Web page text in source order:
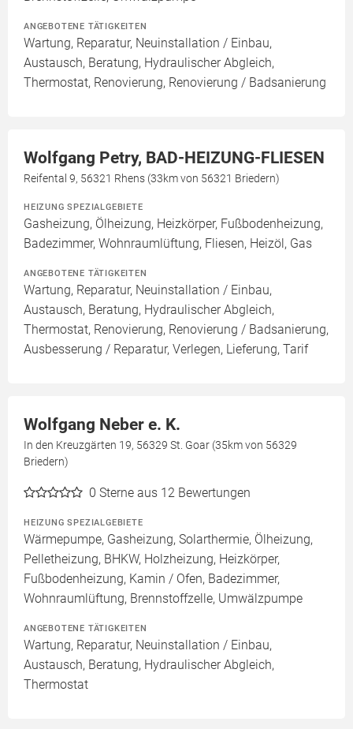
ANGEBOTENE TÄTIGKEITEN
Wartung, Reparatur, Neuinstallation / Einbau,
Austausch, Beratung, Hydraulischer Abgleich,
Thermostat, Renovierung, Renovierung / Badsanierung
Wolfgang Petry, BAD-HEIZUNG-FLIESEN
Reifental 9, 56321 Rhens (33km von 56321 Briedern)
HEIZUNG SPEZIALGEBIETE
Gasheizung, Ölheizung, Heizkörper, Fußbodenheizung,
Badezimmer, Wohnraumlüftung, Fliesen, Heizöl, Gas
ANGEBOTENE TÄTIGKEITEN
Wartung, Reparatur, Neuinstallation / Einbau,
Austausch, Beratung, Hydraulischer Abgleich,
Thermostat, Renovierung, Renovierung / Badsanierung,
Ausbesserung / Reparatur, Verlegen, Lieferung, Tarif
Wolfgang Neber e. K.
In den Kreuzgärten 19, 56329 St. Goar (35km von 56329
Briedern)
0 Sterne aus 12 Bewertungen
HEIZUNG SPEZIALGEBIETE
Wärmepumpe, Gasheizung, Solarthermie, Ölheizung,
Pelletheizung, BHKW, Holzheizung, Heizkörper,
Fußbodenheizung, Kamin / Ofen, Badezimmer,
Wohnraumlüftung, Brennstoffzelle, Umwälzpumpe
ANGEBOTENE TÄTIGKEITEN
Wartung, Reparatur, Neuinstallation / Einbau,
Austausch, Beratung, Hydraulischer Abgleich,
Thermostat